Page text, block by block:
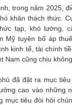
trong năm 2025,
khăn thách thức.
tạp, khó lường,
Mỹ tuyên bố áp
kinh tế, tài chính
Nam cũng chịu
đã đặt ra mục
cao vào những
mục tiêu đòi hỏi